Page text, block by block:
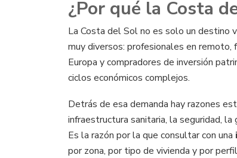
¿Por qué la Costa
La Costa del Sol no es solo un destino
muy diversos: profesionales en
Europa y compradores de inversión
ciclos económicos complejos.
Detrás de esa demanda hay razones
infraestructura sanitaria, la seguridad,
Es la razón por la que consultar con una
por zona, por tipo de vivienda y por